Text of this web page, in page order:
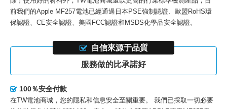
前我們的Apple MF257電池已經通過日本PSE強制認證、歐盟RoHS環
保認證、CE安全認證、美國FCC認證和MSDS化學品安全認證。
自信來源于品質
服務做的比承諾好
100％安全付款
在TW電池商城，您的隱私和信息安全至關重要。 我們已採取一切必要